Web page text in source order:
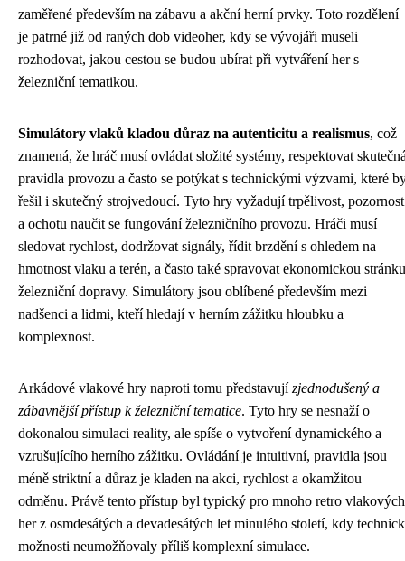
zaměřené především na zábavu a akční herní prvky. Toto rozdělení
je patrné již od raných dob videoher, kdy se vývojáři museli
rozhodovat, jakou cestou se budou ubírat při vytváření her s
železniční tematikou.
Simulátory vlaků kladou důraz na autenticitu a realismus, což
znamená, že hráč musí ovládat složité systémy, respektovat
pravidla provozu a často se potýkat s technickými výzvami, které
řešil i skutečný strojvedoucí. Tyto hry vyžadují trpělivost, pozornost
a ochotu naučit se fungování železničního provozu. Hráči musí
sledovat rychlost, dodržovat signály, řídit brzdění s ohledem na
hmotnost vlaku a terén, a často také spravovat ekonomickou stránku
železniční dopravy. Simulátory jsou oblíbené především mezi
nadšenci a lidmi, kteří hledají v herním zážitku hloubku a
komplexnost.
Arkádové vlakové hry naproti tomu představujízjednodušený a
zábavnější přístup k železniční tematice. Tyto hry se nesnaží o
dokonalou simulaci reality, ale spíše o vytvoření dynamického a
vzrušujícího herního zážitku. Ovládání je intuitivní, pravidla jsou
méně striktní a důraz je kladen na akci, rychlost a okamžitou
odměnu. Právě tento přístup byl typický pro mnoho retro vlakových
her z osmdesátých a devadesátých let minulého století, kdy
možnosti neumožňovaly příliš komplexní simulace.